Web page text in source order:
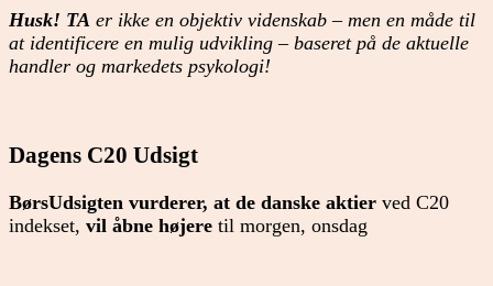
Husk! TA er ikke en objektiv videnskab – men en måde til
at identificere en mulig udvikling – baseret på de aktuelle
handler og markedets psykologi!
Dagens C20 Udsigt
BørsUdsigten vurderer, at de danske aktier ved C20
indekset, vil åbne højere til morgen, onsdag